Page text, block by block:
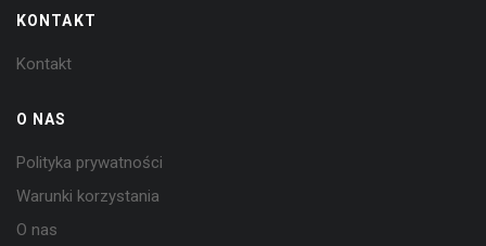
KONTAKT
Kontakt
O NAS
Polityka prywatności
Warunki korzystania
O nas